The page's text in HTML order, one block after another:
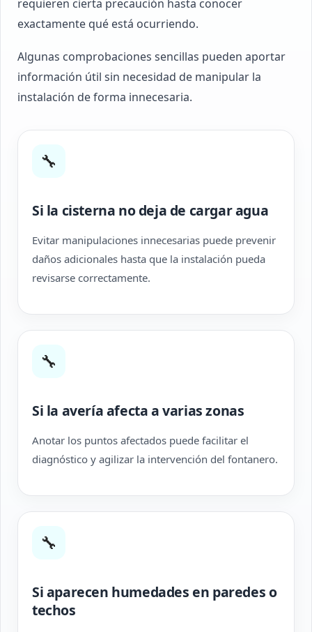
requieren cierta precaución hasta conocer
exactamente qué está ocurriendo.
Algunas comprobaciones sencillas pueden aportar
información útil sin necesidad de manipular la
instalación de forma innecesaria.
🔧
Si la cisterna no deja de cargar agua
Evitar manipulaciones innecesarias puede prevenir
daños adicionales hasta que la instalación pueda
revisarse correctamente.
🔧
Si la avería afecta a varias zonas
Anotar los puntos afectados puede facilitar el
diagnóstico y agilizar la intervención del fontanero.
🔧
Si aparecen humedades en paredes o
techos